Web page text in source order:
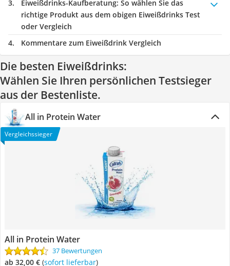
Eiweißdrinks-Kaufberatung: So wählen Sie das
richtige Produkt aus dem obigen Eiweißdrinks Test
oder Vergleich
Kommentare zum Eiweißdrink Vergleich
Die besten Eiweißdrinks:
Wählen Sie Ihren persönlichen Testsieger
aus der Bestenliste.
All in Protein Water
Vergleichssieger
All in Protein Water
37 Bewertungen
ab 32,00 € ( Sofort lieferbar)